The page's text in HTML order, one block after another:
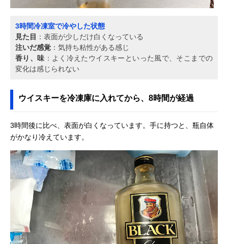
3時間冷凍室で冷やした状態
見た目 ：表面が少しだけ白くなっている
注いだ感覚 ：気持ち粘性がある感じ
香り、味 ：よく冷えたウイスキーといった風で、そこまでの
変化は感じられない
ウイスキーを冷凍庫に入れてから、8時間が経過
3時間後に比べ、表面が白くなっています。手に持つと、瓶自体
がかなり冷えています。